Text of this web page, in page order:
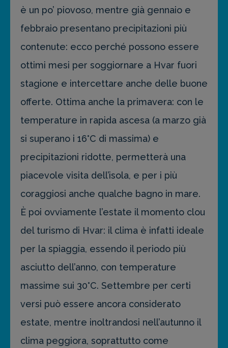
è un po’ piovoso, mentre già gennaio e
febbraio presentano precipitazioni più
contenute: ecco perché possono essere
ottimi mesi per soggiornare a Hvar fuori
stagione e intercettare anche delle buone
offerte. Ottima anche la primavera: con le
temperature in rapida ascesa (a marzo già
si superano i 16°C di massima) e
precipitazioni ridotte, permetterà una
piacevole visita dell’isola, e per i più
coraggiosi anche qualche bagno in mare.
È poi ovviamente l’estate il momento clou
del turismo di Hvar: il clima è infatti ideale
per la spiaggia, essendo il periodo più
asciutto dell’anno, con temperature
massime sui 30°C. Settembre per certi
versi può essere ancora considerato
estate, mentre inoltrandosi nell’autunno il
clima peggiora, soprattutto come